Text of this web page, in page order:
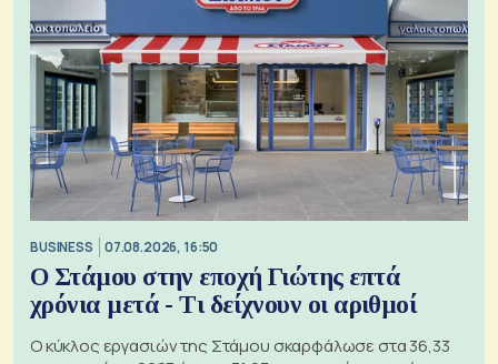
BUSINESS 07.08.2026, 16:50
Ο Στάμου στην εποχή Γιώτης επτά
χρόνια μετά - Τι δείχνουν οι αριθμοί
Ο κύκλος εργασιών της Στάμου σκαρφάλωσε στα 36,33